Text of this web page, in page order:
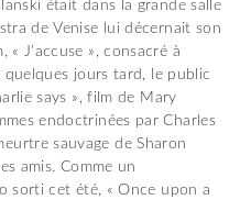
était dans la grande salle
de Venise lui décernait son
J’accuse », consacré à
jours tard, le public
says », film de Mary
endoctrinées par Charles
sauvage de Sharon
amis. Comme un
sorti cet été, « Once upon a